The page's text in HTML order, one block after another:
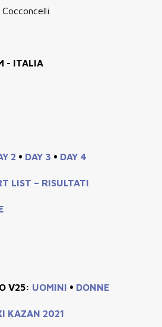
- ITALIA
2 • DAY 3 • DAY 4
LIST – RISULTATI
V25: UOMINI • DONNE
KAZAN 2021